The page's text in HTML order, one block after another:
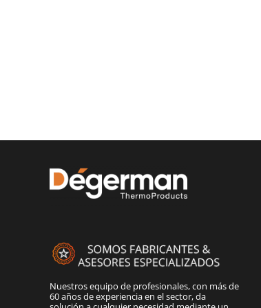
Nuestros equipo de profesionales, con más de
60 años de experiencia en el sector, da